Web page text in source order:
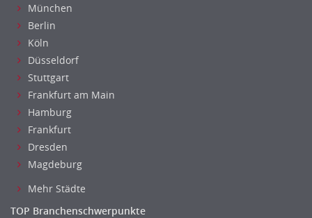
München
Berlin
Köln
Düsseldorf
Stuttgart
Frankfurt am Main
Hamburg
Frankfurt
Dresden
Magdeburg
Mehr Städte
TOP Branchenschwerpunkte